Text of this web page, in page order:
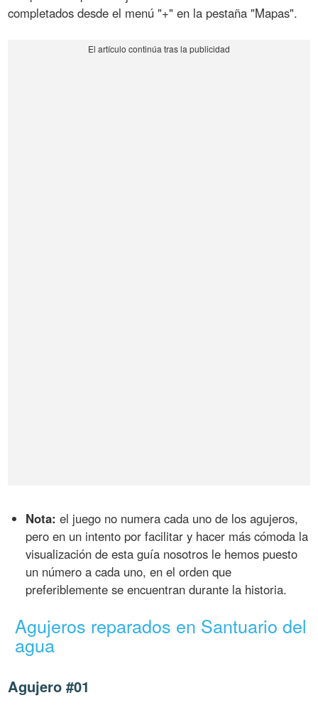
completados desde el menú "+" en la pestaña "Mapas".
Nota: el juego no numera cada uno de los agujeros,
pero en un intento por facilitar y hacer más cómoda la
visualización de esta guía nosotros le hemos puesto
un número a cada uno, en el orden que
preferiblemente se encuentran durante la historia.
Agujeros reparados en Santuario del
agua
Agujero #01